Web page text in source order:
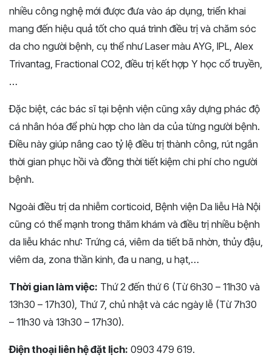
nhiều công nghệ mới được đưa vào áp dụng, triển khai
mang đến hiệu quả tốt cho quá trình điều trị và chăm sóc
da cho người bệnh, cụ thể như Laser màu AYG, IPL, Alex
Trivantag, Fractional CO2, điều trị kết hợp Y học cổ truyền,
…
Đặc biệt, các bác sĩ tại bệnh viện cũng xây dựng phác độ
cá nhân hóa để phù hợp cho làn da của từng người bệnh.
Điều này giúp nâng cao tỷ lệ điều trị thành công, rút ngắn
thời gian phục hồi và đồng thời tiết kiệm chi phí cho người
bệnh.
Ngoài điều trị da nhiễm corticoid, Bệnh viện Da liễu Hà Nội
cũng có thể mạnh trong thăm khám và điều trị nhiều bệnh
da liễu khác như: Trứng cá, viêm da tiết bã nhờn, thủy đậu,
viêm da, zona thần kinh, đa u nang, u hạt,…
Thời gian làm việc: Thứ 2 đến thứ 6 (Từ 6h30 – 11h30 và
13h30 – 17h30), Thứ 7, chủ nhật và các ngày lễ (Từ 7h30
– 11h30 và 13h30 – 17h30).
Điện thoại liên hệ đặt lịch: 0903 479 619.